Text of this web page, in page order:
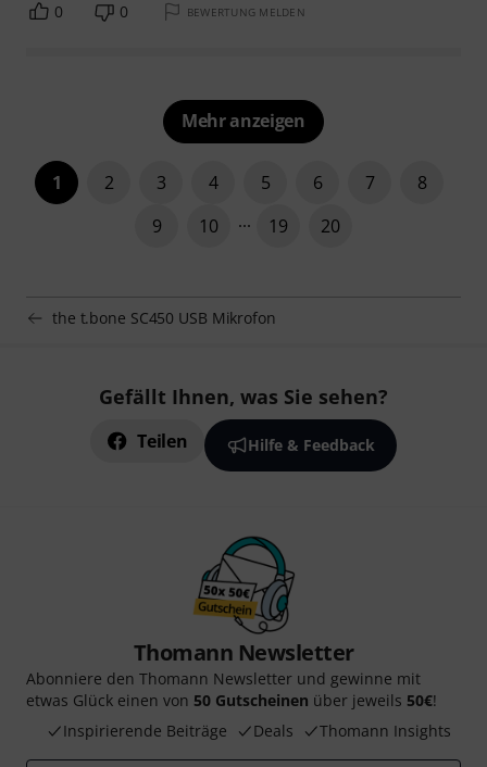
0 0 BEWERTUNG MELDEN
Mehr anzeigen
1 2 3 4 5 6 7
8
9
10 19 20
the t.bone SC450 USB Mikrofon
Gefällt Ihnen, was Sie sehen?
Teilen Hilfe & Feedback
Thomann Newsletter
Abonniere den Thomann Newsletter und gewinne mit
etwas Glück einen von 50 Gutscheinen über jeweils 50€!
Inspirierende Beiträge
Deals Thomann Insights